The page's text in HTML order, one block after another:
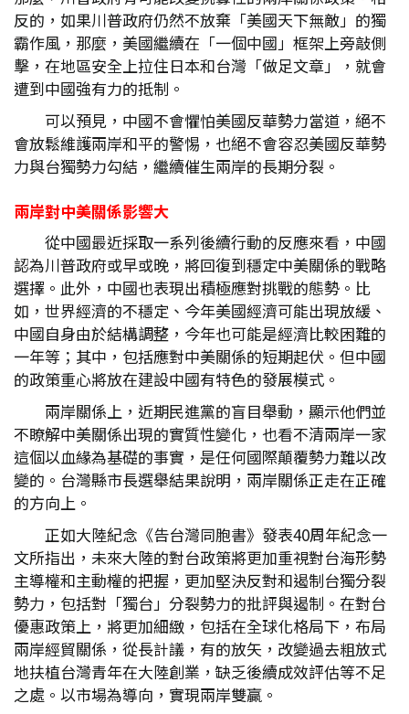
反的，如果川普政府仍然不放棄「美國天下無敵」的獨
霸作風，那麼，美國繼續在「一個中國」框架上旁敲側
擊，在地區安全上拉住日本和台灣「做足文章」，就會
遭到中國強有力的抵制。
可以預見，中國不會懼怕美國反華勢力當道，絕不
會放鬆維護兩岸和平的警惕，也絕不會容忍美國反華勢
力與台獨勢力勾結，繼續催生兩岸的長期分裂。
兩岸對中美關係影響大
從中國最近採取一系列後續行動的反應來看，中國
認為川普政府或早或晚，將回復到穩定中美關係的戰略
選擇。此外，中國也表現出積極應對挑戰的態勢。比
如，世界經濟的不穩定、今年美國經濟可能出現放緩、
中國自身由於結構調整，今年也可能是經濟比較困難的
一年等；其中，包括應對中美關係的短期起伏。但中國
的政策重心將放在建設中國有特色的發展模式。
兩岸關係上，近期民進黨的盲目舉動，顯示他們並
不瞭解中美關係出現的實質性變化，也看不清兩岸一家
這個以血緣為基礎的事實，是任何國際顛覆勢力難以改
變的。台灣縣市長選舉結果說明，兩岸關係正走在正確
的方向上。
正如大陸紀念《告台灣同胞書》發表40周年紀念一
文所指出，未來大陸的對台政策將更加重視對台海形勢
主導權和主動權的把握，更加堅決反對和遏制台獨分裂
勢力，包括對「獨台」分裂勢力的批評與遏制。在對台
優惠政策上，將更加細緻，包括在全球化格局下，布局
兩岸經貿關係，從長計議，有的放矢，改變過去粗放式
地扶植台灣青年在大陸創業，缺乏後續成效評估等不足
之處。以市場為導向，實現兩岸雙贏。